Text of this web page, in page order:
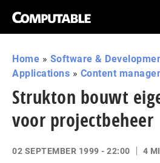
Home » Software &
Applications » Content
Strukton bouwt
voor projectbeheer
02 SEPTEMBER 1999 - 22:00
4